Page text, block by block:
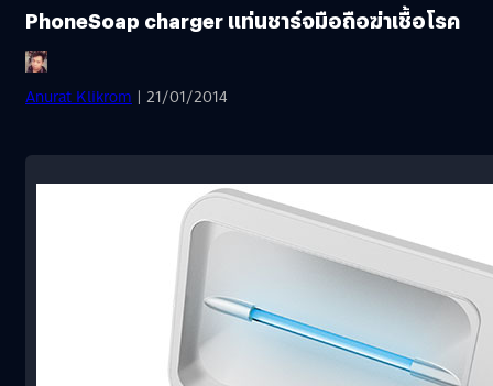
PhoneSoap charger แท่นชาร์จมือถือฆ่าเชื้อโรค
Anurat Klikrom | 21/01/2014